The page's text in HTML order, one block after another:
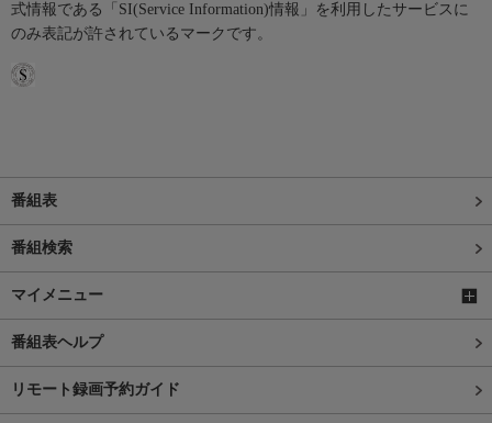
式情報である「SI(Service Information)情報」を利用したサービスに
のみ表記が許されているマークです。
番組表
番組検索
マイメニュー
番組表ヘルプ
リモート録画予約ガイド